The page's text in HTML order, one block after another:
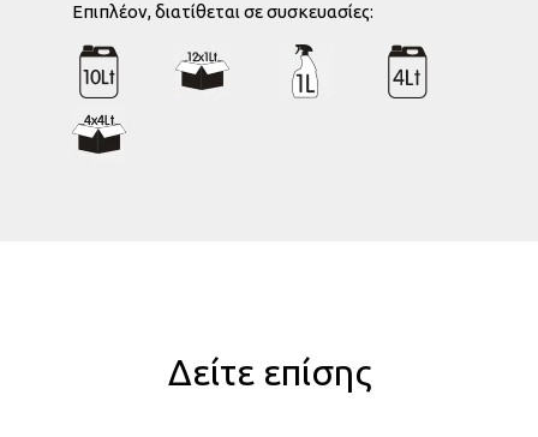
Eπιπλέον, διατίθεται σε συσκευασίες:
Δείτε επίσης